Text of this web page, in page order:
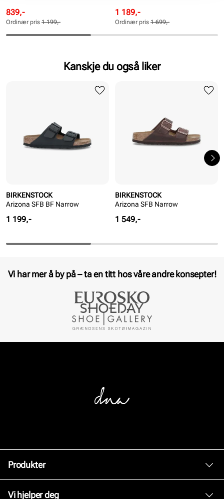
Rabattert
pris
Pris
839,-
Ordinær
pris
Pris
Ordinær pris 1 199,-
Rabattert
pris
Pris
1 189,-
Ordinær
pris
Pris
Ordinær pris 1 699,-
Kanskje du også liker
BIRKENSTOCK
Arizona SFB BF Narrow
Pris
1 199,-
BIRKENSTOCK
Arizona SFB Narrow
Pris
1 549,-
Vi har mer å by på – ta en titt hos våre andre konsepter!
Produkter
Vi hjelper deg